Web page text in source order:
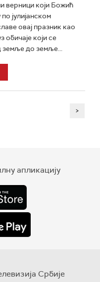
верници који Божић
јулијанском
овај празник као
обичаје који се
земље до земље...
>
апликацију
Србије